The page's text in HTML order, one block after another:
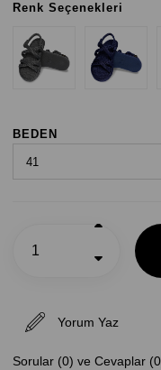
Renk Seçenekleri
BEDEN
Yorum Yaz
Sorular (0) ve Cevaplar